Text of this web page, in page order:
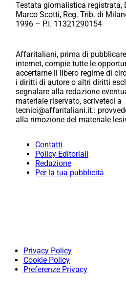
Testata giornalistica registrata,
Marco Scotti, Reg. Trib. di
1996 – P.I. 11321290154
Affaritaliani, prima di
internet, compie tutte le
accertarne il libero regime di
i diritti di autore o altri diritti
segnalare alla redazione
materiale riservato, scriveteci a
tecnici@affaritaliani.it.:
alla rimozione del materiale
Contatti
Policy Editoriali
Redazione
Per la tua pubblicità
Privacy Policy
Cookie Policy
Preferenze Privacy